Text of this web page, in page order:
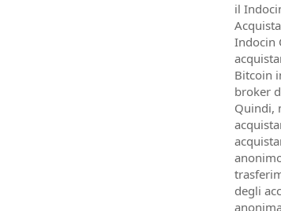
il
Indocin
Bitcoin
broker
Quindi,
degli